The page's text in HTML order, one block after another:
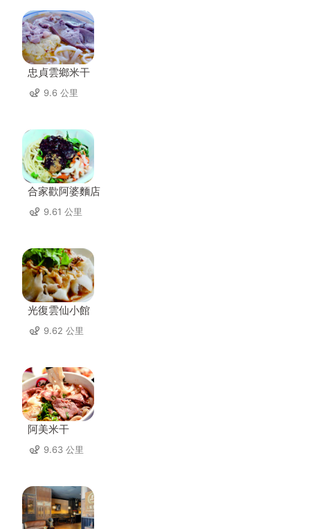
忠貞雲鄉米干
9.6 公里
合家歡阿婆麵店
9.61 公里
光復雲仙小館
9.62 公里
阿美米干
9.63 公里